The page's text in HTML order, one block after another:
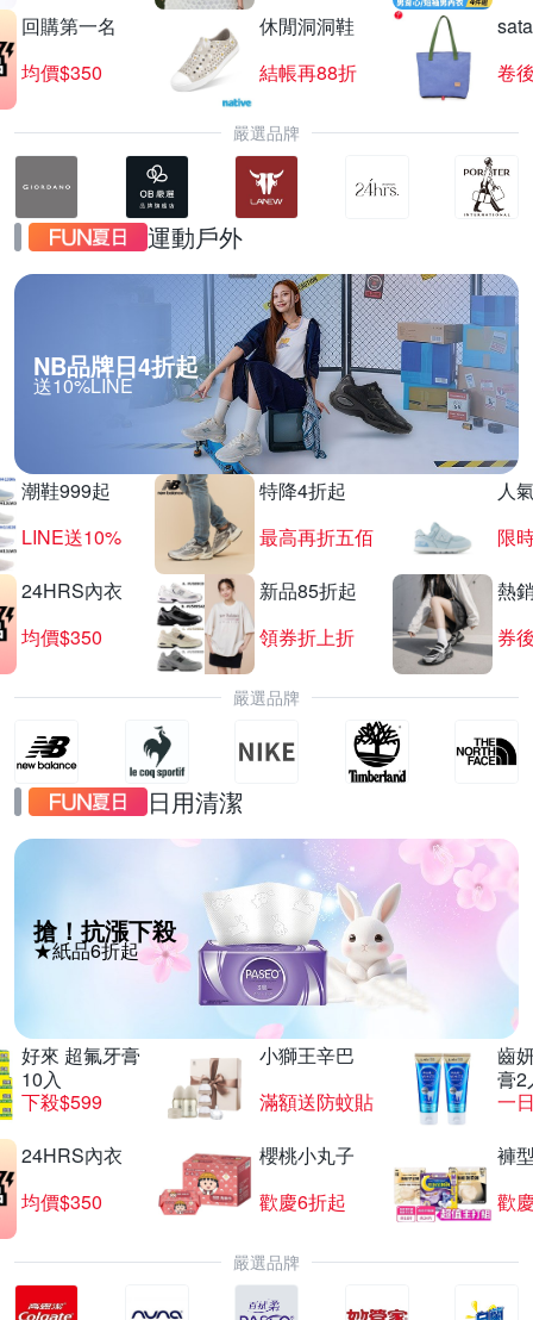
回購第一名
均價$350
休閒洞洞鞋
結帳再88折
卷
嚴選品牌
運動戶外
NB品牌日4折起
送10%LINE
潮鞋999起
LINE送10%
特降4折起
最高再折五佰
人
限
24HRS內衣
均價$350
新品85折起
領券折上折
熱
券
嚴選品牌
日用清潔
搶！抗漲下殺
★紙品6折起
好來 超氟牙膏
10入
下殺$599
小獅王辛巴
滿額送防蚊貼
齒
膏2
一
24HRS內衣
均價$350
櫻桃小丸子
歡慶6折起
褲
歡
嚴選品牌